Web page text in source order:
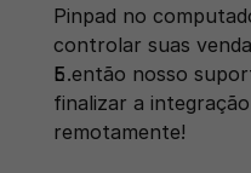
Pinpad no
controlar suas
E então nosso
finalizar a
remotamente!